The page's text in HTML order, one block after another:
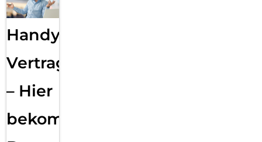
Handy
Vertragsabwicklung
– Hier
bekommst